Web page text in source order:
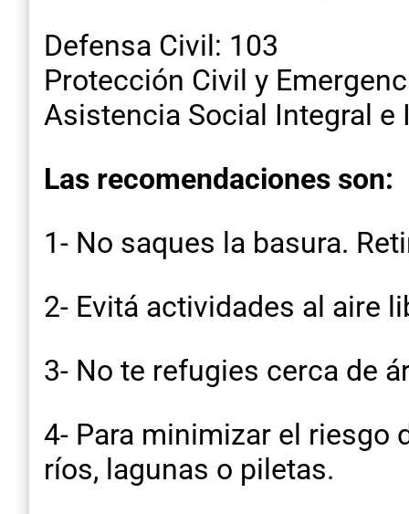
Defensa Civil: 103
Protección Civil y
Asistencia Social Integral e
Las recomendaciones son:
1- No saques la basura.
2- Evitá actividades al aire
3- No te refugies cerca de
4- Para minimizar el riesgo
ríos, lagunas o piletas.